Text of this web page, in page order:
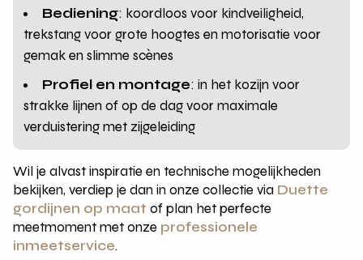
Bediening: koordloos voor kindveiligheid,
trekstang voor grote hoogtes en motorisatie voor
gemak en slimme scènes
Profiel en montage: in het kozijn voor
strakke lijnen of op de dag voor maximale
verduistering met zijgeleiding
Wil je alvast inspiratie en technische mogelijkheden
bekijken, verdiep je dan in onze collectie via Duette
gordijnen op maat of plan het perfecte
meetmoment met onze professionele
inmeetservice.